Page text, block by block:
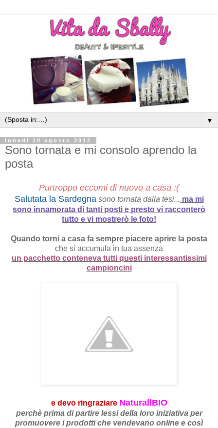
▼
lunedì 20 agosto 2012
Sono tornata e mi consolo aprendo la
posta
Purtroppo eccomi di nuovo a casa :(
Salutata la Sardegna sono tornata dalla tesi... ma mi
sono innamorata di tanti posti e presto vi racconterò
tutto e vi mostrerò le foto!
Quando torni a casa fa sempre piacere aprire la posta
che si accumula in tua assenza
un pacchetto conteneva tutti questi interessantissimi
campioncini
e devo ringraziare NaturallBIO
perchè prima di partire lessi della loro iniziativa per
promuovere i prodotti che vendevano online e così